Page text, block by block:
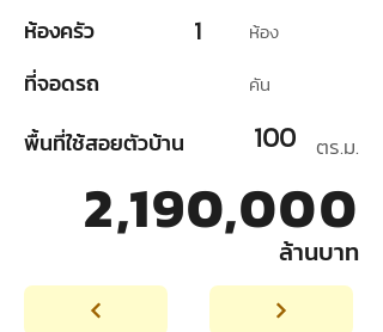
ห้องครัว
ที่จอดรถ
1
ห้อง
คัน
พื้นที่ใช้สอยตัวบ้าน 100 ตร.ม.
2,190,000
ล้านบาท